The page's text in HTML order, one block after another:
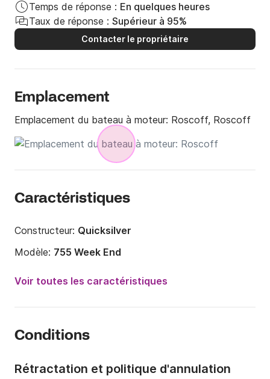
Temps de réponse : En quelques heures
Taux de réponse : Supérieur à 95%
Contacter le propriétaire
Emplacement
Emplacement du bateau à moteur: Roscoff, Roscoff
Caractéristiques
Constructeur: Quicksilver
Modèle: 755 Week End
Puissance moteur:
300cv
Capacité à bord:
Nombre de cabines:
Voir toutes les caractéristiques
Conditions
Rétractation et politique d'annulation